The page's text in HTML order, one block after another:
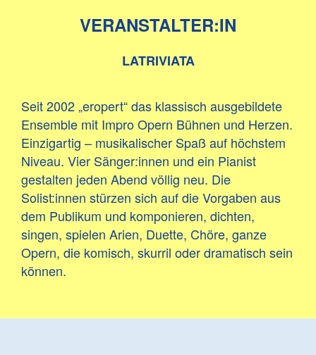
VERANSTALTER:IN
LATRIVIATA
Seit 2002 „eropert“ das klassisch ausgebildete
Ensemble mit Impro Opern Bühnen und Herzen.
Einzigartig – musikalischer Spaß auf höchstem
Niveau. Vier Sänger:innen und ein Pianist
gestalten jeden Abend völlig neu. Die
Solist:innen stürzen sich auf die Vorgaben aus
dem Publikum und komponieren, dichten,
singen, spielen Arien, Duette, Chöre, ganze
Opern, die komisch, skurril oder dramatisch sein
können.